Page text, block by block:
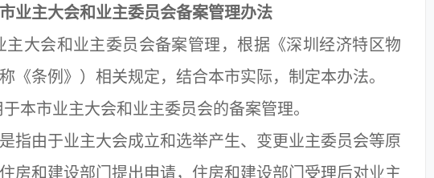
业主大会和业主委员会备案管理办法
会和业主委员会备案管理，根据《深圳经济特区物
《条例》）相关规定，结合本市实际，制定本办法。
市业主大会和业主委员会的备案管理。
由于业主大会成立和选举产生、变更业主委员会等原
房和建设部门提出申请，住房和建设部门受理后对业主